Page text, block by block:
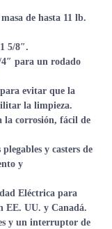
de hasta 11 lb.
5/8″.
4″ para un rodado
evitar que la
la limpieza.
la corrosión, fácil de
plegables y casters de
y
Eléctrica para
EE. UU. y Canadá.
y un interruptor de